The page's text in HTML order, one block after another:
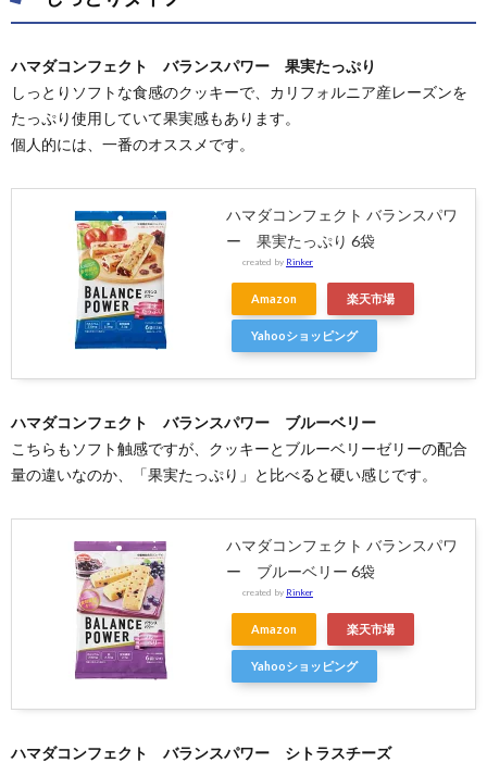
ハマダコンフェクト バランスパワー 果実たっぷり
しっとりソフトな食感のクッキーで、カリフォルニア産レーズンを
たっぷり使用していて果実感もあります。
個人的には、一番のオススメです。
ハマダコンフェクト バランスパワ
ー 果実たっぷり 6袋
created by Rinker
Amazon 楽天市場
Yahooショッピング
ハマダコンフェクト バランスパワー ブルーベリー
こちらもソフト触感ですが、クッキーとブルーベリーゼリーの配合
量の違いなのか、「果実たっぷり」と比べると硬い感じです。
ハマダコンフェクト バランスパワ
ー ブルーベリー 6袋
created by Rinker
Amazon 楽天市場
Yahooショッピング
ハマダコンフェクト バランスパワー シトラスチーズ